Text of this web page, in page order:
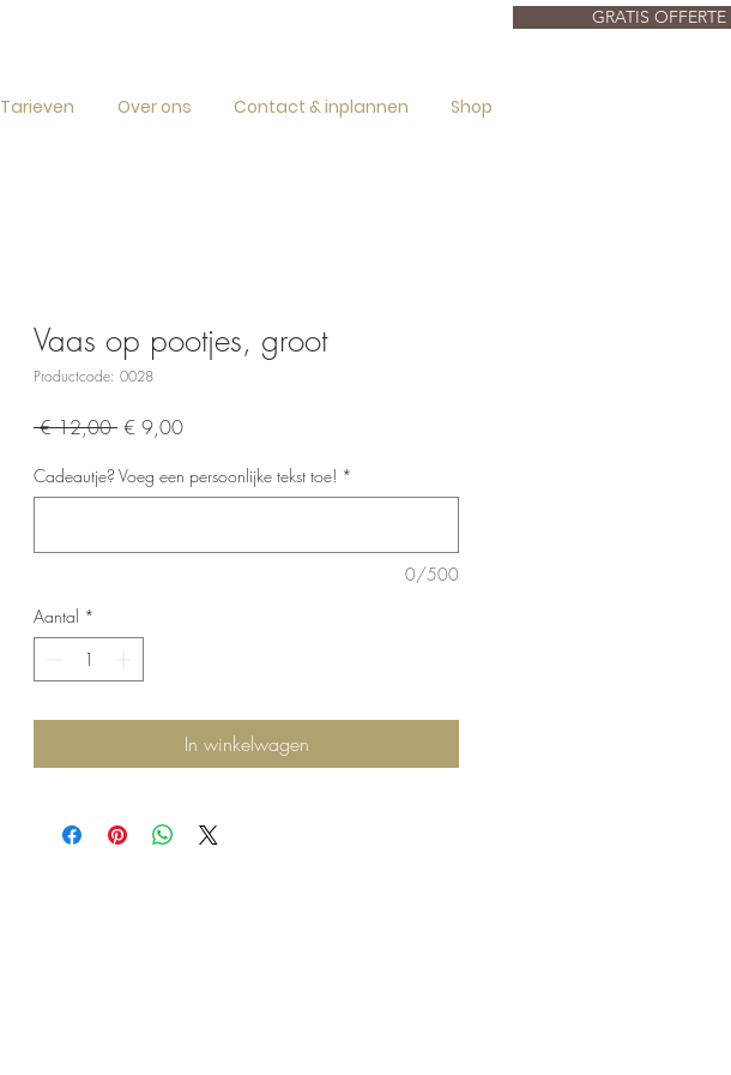
GRATIS OFFERTE
Tarieven Over ons Contact & inplannen Shop
Vaas op pootjes, groot
Productcode: 0028
€ 12,00 Normale
€ 9,00Verkoopprijs
Cadeautje? Voeg een persoonlijke tekst toe! *
0/500
Aantal *
In winkelwagen